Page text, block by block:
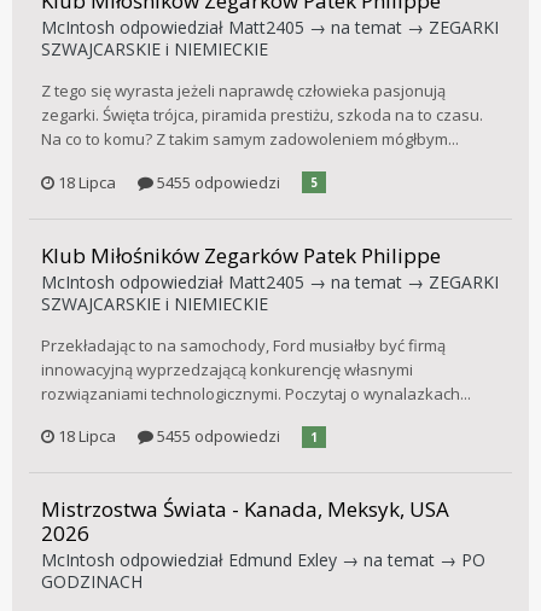
McIntosh odpowiedział Matt2405 → na temat → ZEGARKI
SZWAJCARSKIE i NIEMIECKIE
Z tego się wyrasta jeżeli naprawdę człowieka pasjonują
zegarki. Święta trójca, piramida prestiżu, szkoda na to czasu.
Na co to komu? Z takim samym zadowoleniem mógłbym...
18 Lipca
5455 odpowiedzi 5
Klub Miłośników Zegarków Patek Philippe
McIntosh odpowiedział Matt2405 → na temat → ZEGARKI
SZWAJCARSKIE i NIEMIECKIE
Przekładając to na samochody, Ford musiałby być firmą
innowacyjną wyprzedzającą konkurencję własnymi
rozwiązaniami technologicznymi. Poczytaj o wynalazkach...
18 Lipca
5455 odpowiedzi 1
Mistrzostwa Świata - Kanada, Meksyk, USA
2026
McIntosh odpowiedział Edmund Exley → na temat → PO
GODZINACH